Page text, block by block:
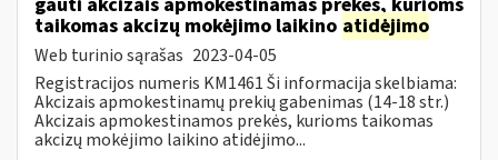
taikomas akcizų mokėjimo laikino atidėjimo
Web turinio sąrašas 2023-04-05
Registracijos numeris KM1461 Ši informacija skelbiama:
Akcizais apmokestinamų prekių gabenimas (14-18 str.)
Akcizais apmokestinamos prekės, kurioms taikomas
akcizų mokėjimo laikino atidėjimo...